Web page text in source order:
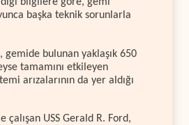
başka teknik sorunlarla
gemide bulunan yaklaşık 650
tamamını etkileyen
arızalarının da yer aldığı
çalışan USS Gerald R. Ford,